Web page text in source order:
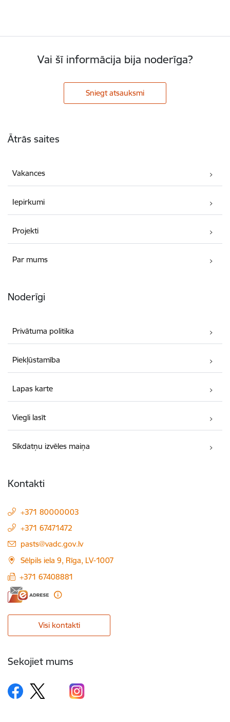
Vai šī informācija bija noderīga?
Sniegt atsauksmi
Ātrās saites
Vakances
Iepirkumi
Projekti
Par mums
Noderīgi
Privātuma politika
Piekļūstamība
Lapas karte
Viegli lasīt
Sīkdatņu izvēles maiņa
Kontakti
+371 80000003
+371 67471472
E-pasts:
pasts@vadc.gov.lv
Sēlpils iela 9, Rīga, LV-1007
+371 67408881
Visi kontakti
Sekojiet mums